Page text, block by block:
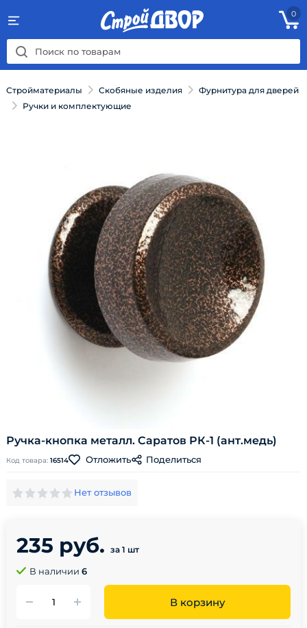
0
Стройматериалы Скобяные изделия
Фурнитура для дверей
Ручки и комплектующие
Ручка-кнопка металл. Саратов РК-1 (ант.медь)
Код товара: 16514 Отложить Поделиться
Нет отзывов
235 руб. за 1 шт
В наличии 6
В корзину